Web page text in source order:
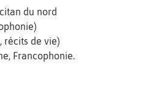
du nord
récits de vie)
Francophonie.